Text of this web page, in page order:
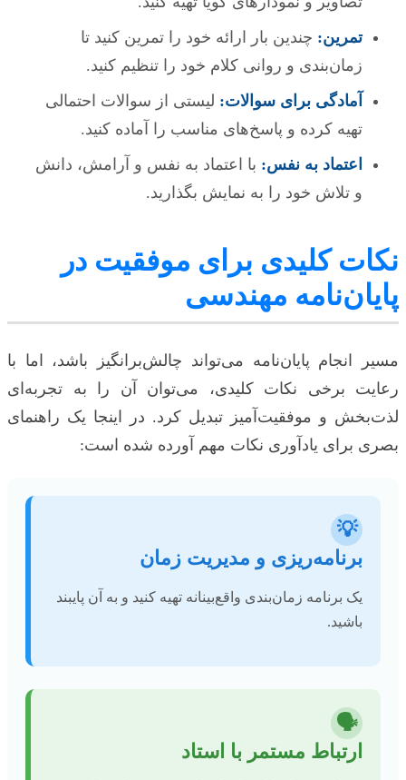
تمرین: چندین بار ارائه خود را تمرین کنید تا
زمان‌بندی و روانی کلام خود را تنظیم کنید.
آمادگی برای سوالات: لیستی از سوالات احتمالی
تهیه کرده و پاسخ‌های مناسب را آماده کنید.
اعتماد به نفس: با اعتماد به نفس و آرامش، دانش
و تلاش خود را به نمایش بگذارید.
نکات کلیدی برای موفقیت در
پایان‌نامه مهندسی
مسیر انجام پایان‌نامه می‌تواند چالش‌برانگیز باشد، اما با
رعایت برخی نکات کلیدی، می‌توان آن را به تجربه‌ای
لذت‌بخش و موفقیت‌آمیز تبدیل کرد. در اینجا یک راهنمای
بصری برای یادآوری نکات مهم آورده شده است:
💡
برنامه‌ریزی و مدیریت زمان
یک برنامه زمان‌بندی واقع‌بینانه تهیه کنید و به آن پایبند
باشید.
🗣️
ارتباط مستمر با استاد